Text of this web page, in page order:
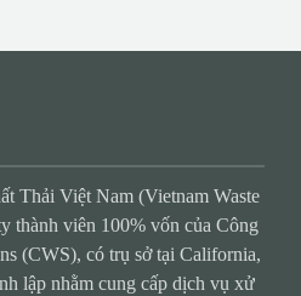
Thải Việt Nam (Vietnam Waste
thành viên 100% vốn của Công
(CWS), có trụ sở tại California,
lập nhằm cung cấp dịch vụ xử